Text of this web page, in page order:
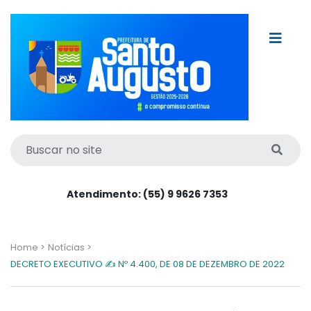
Atendimento: (55) 9 9626 7353
Home > Notícias >
DECRETO EXECUTIVO ✍️ Nº 4.400, DE 08 DE DEZEMBRO DE 2022